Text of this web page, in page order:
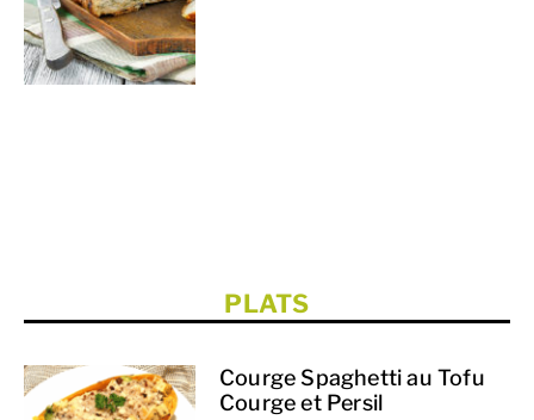
PLATS
Courge Spaghetti au Tofu
Courge et Persil